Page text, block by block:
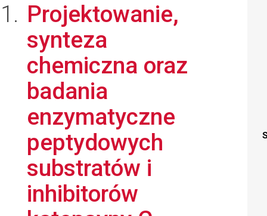
Projektowanie,
synteza
chemiczna oraz
badania
enzymatyczne
peptydowych
substratów i
inhibitorów